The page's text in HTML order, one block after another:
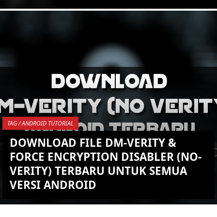
KEMBALI KE ATAS
YOU ARE VIEWING MOST
RECENT POST
TAG / ANDROID TUTORIAL
DOWNLOAD FILE DM-VERITY &
FORCE ENCRYPTION DISABLER (NO-
VERITY) TERBARU UNTUK SEMUA
VERSI ANDROID